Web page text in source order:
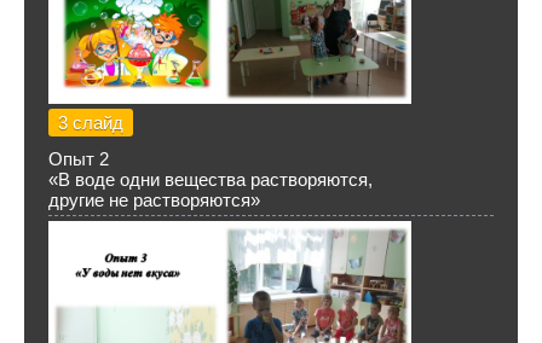
3 слайд
Опыт 2
«В воде одни вещества растворяются,
другие не растворяются»